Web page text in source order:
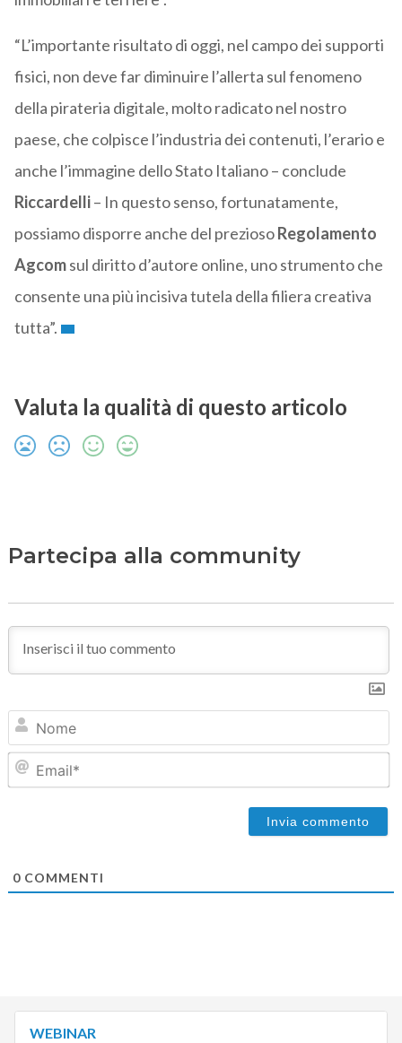
“L’importante risultato di oggi, nel campo dei supporti
fisici, non deve far diminuire l’allerta sul fenomeno
della pirateria digitale, molto radicato nel nostro
paese, che colpisce l’industria dei contenuti, l’erario e
anche l’immagine dello Stato Italiano – conclude
Riccardelli– In questo senso, fortunatamente,
possiamo disporre anche del preziosoRegolamento
Agcomsul diritto d’autore online, uno strumento che
consente una più incisiva tutela della filiera creativa
tutta”.
Valuta la qualità di questo articolo
Partecipa alla community
0COMMENTI
WEBINAR